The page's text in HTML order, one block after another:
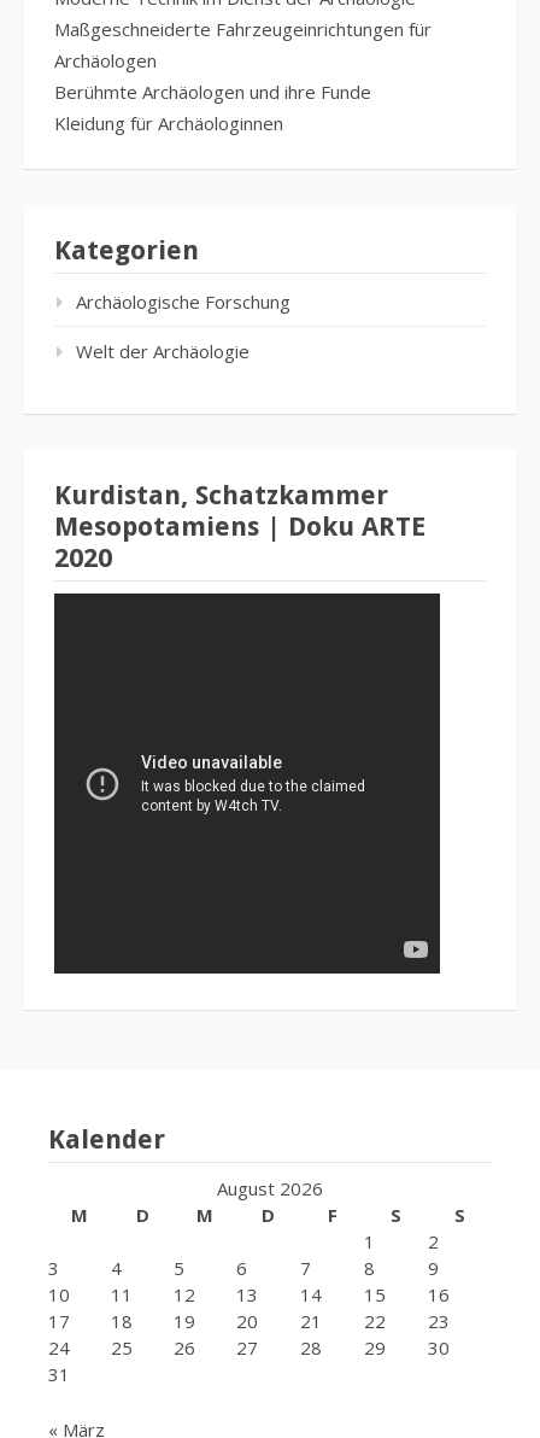
Maßgeschneiderte Fahrzeugeinrichtungen für
Archäologen
Berühmte Archäologen und ihre Funde
Kleidung für Archäologinnen
Kategorien
Archäologische Forschung
Welt der Archäologie
Kurdistan, Schatzkammer
Mesopotamiens | Doku ARTE
2020
Kalender
August 2026
M
D M D F S
S
1
2
3
4 5 6 7 8
9
10
11 12 13 14 15
16
17
18 19 20 21 22
23
24
25 26 27 28 29
30
31
« März